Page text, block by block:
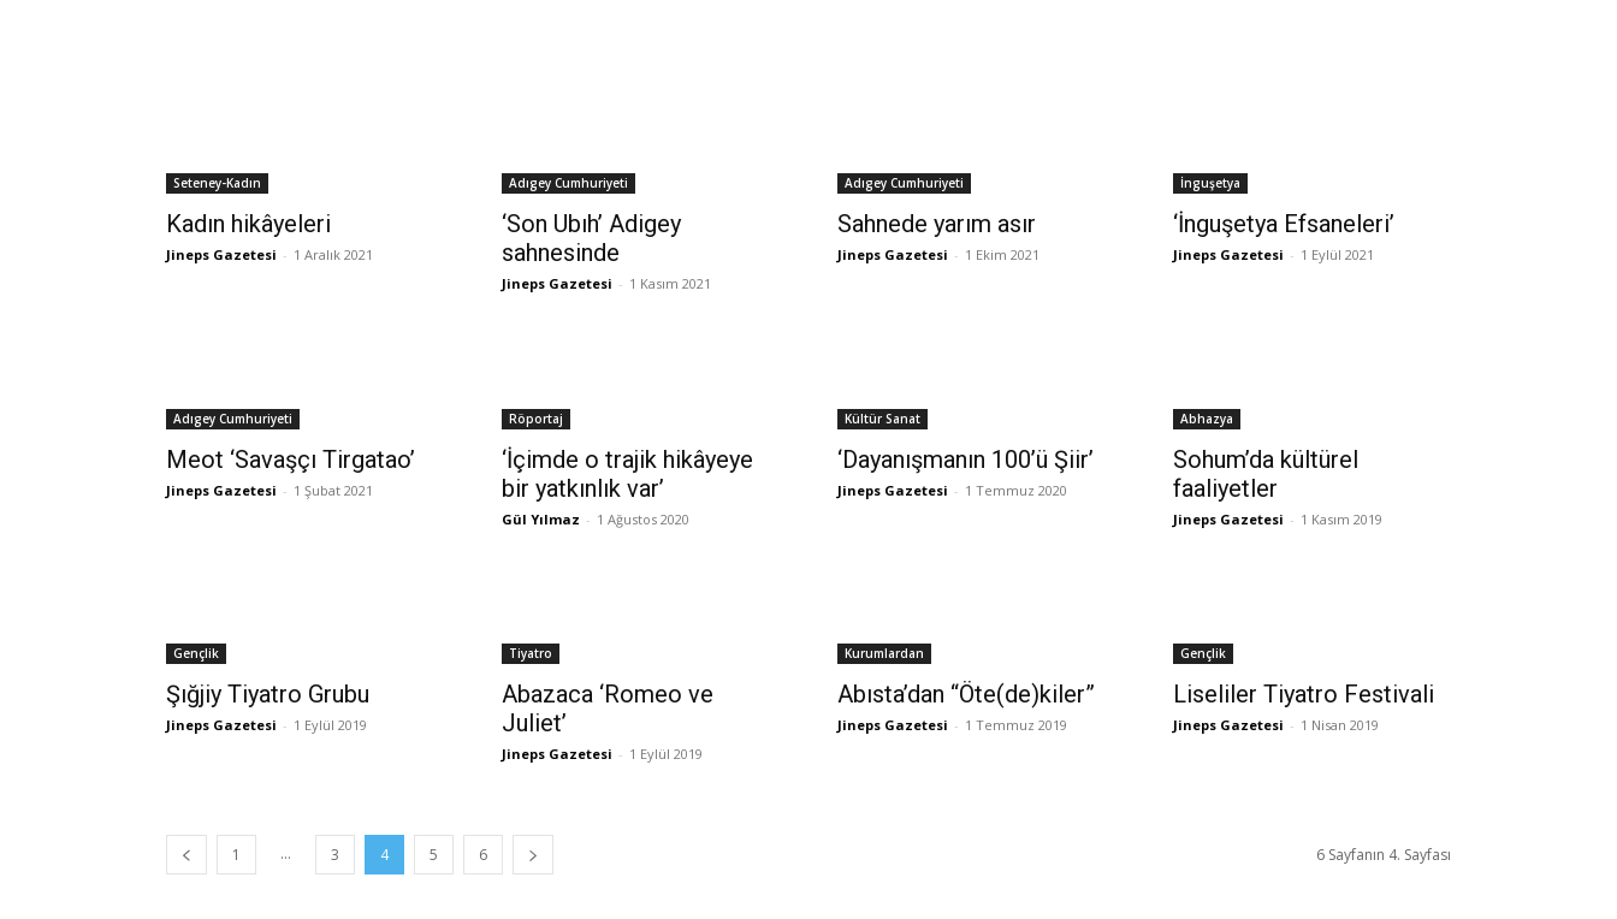
Seteney-Kadın
Kadın hikâyeleri
Jineps Gazetesi - 1 Aralık 2021
Adıgey Cumhuriyeti
‘Son Ubıh’ Adigey
sahnesinde
Jineps Gazetesi - 1 Kasım 2021
Adıgey Cumhuriyeti
Sahnede yarım asır
Jineps Gazetesi - 1 Ekim 2021
İnguşetya
‘İnguşetya Efsaneleri’
Jineps Gazetesi - 1 Eylül 2021
Adıgey Cumhuriyeti
Meot ‘Savaşçı Tirgatao’
Jineps Gazetesi - 1 Şubat 2021
Röportaj
‘İçimde o trajik hikâyeye
bir yatkınlık var’
Gül Yılmaz - 1 Ağustos 2020
Kültür Sanat
‘Dayanışmanın 100’ü Şiir’
Jineps Gazetesi - 1 Temmuz 2020
Abhazya
Sohum’da kültürel
faaliyetler
Jineps Gazetesi - 1 Kasım 2019
Gençlik
Şığjiy Tiyatro Grubu
Jineps Gazetesi - 1 Eylül 2019
Tiyatro
Abazaca ‘Romeo ve
Juliet’
Jineps Gazetesi - 1 Eylül 2019
Kurumlardan
Abısta’dan “Öte(de)kiler”
Jineps Gazetesi - 1 Temmuz 2019
Gençlik
Liseliler Tiyatro Festivali
Jineps Gazetesi - 1 Nisan 2019
1 ... 3 4 5 6 6 Sayfanın 4. Sayfası